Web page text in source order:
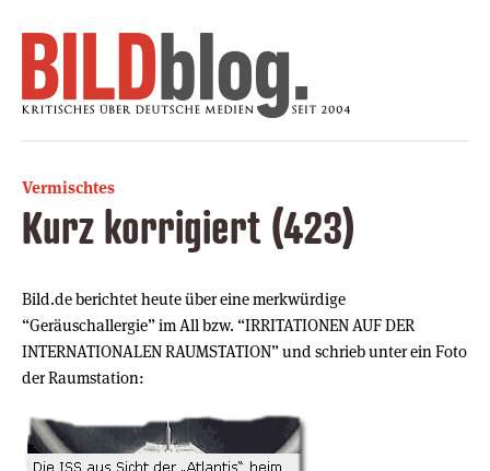
Vermischtes
Kurz korrigiert (423)
Bild.de berichtet heute über eine merkwürdige
“Geräuschallergie” im All bzw. “IRRITATIONEN AUF DER
INTERNATIONALEN RAUMSTATION” und schrieb unter ein Foto
der Raumstation: